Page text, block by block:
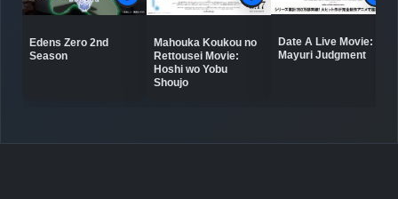
Bölüm No: 10 Detaylar İzle
Edens Zero 2nd
Season
Mahouka Koukou no
Rettousei Movie:
Hoshi wo Yobu
Shoujo
Date A Live Movie:
Mayuri Judgment